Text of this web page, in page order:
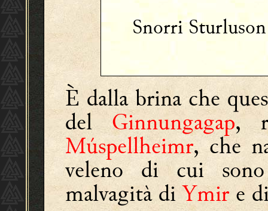
Snorri
È dalla brina che
delGinnungagap,
Múspellheimr, che
veleno di cui
malvagità diYmire